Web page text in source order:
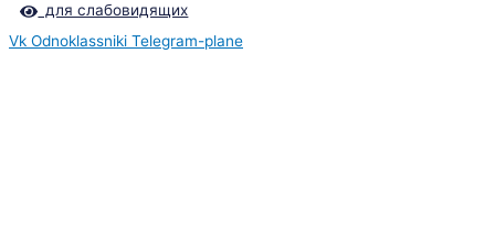
для слабовидящих
Vk Odnoklassniki Telegram-plane